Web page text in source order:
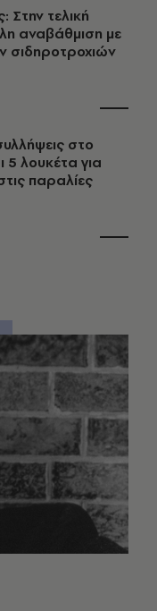
Στην τελική
αναβάθμιση με
σιδηροτροχιών
στο
5 λουκέτα για
παραλίες